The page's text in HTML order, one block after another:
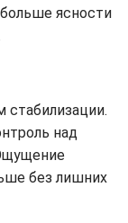
ясности
стабилизации.
над
без лишних